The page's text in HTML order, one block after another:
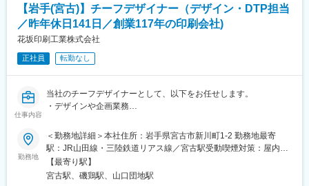
変更の範囲：会社の定める業務
・クライアント折衝や要件定義など上流工程にも携わります
多様な社内外チーム（コーダー、オフショア、プログラマー等）
と連携しながら、高品質な成果物を追求。SEOやパフォーマンス
改善にも配慮し、技術と戦略の両面で価値を提供します
■地方でもグローバルスキルを磨ける環境：
岩手大学と連携した研究開発拠点「クーシーラボ岩手」で、最先
端技術に触れながら、大手企業と直取引。さらにミャンマーやロ
ンドン拠点とも協業することで、地方で多文化・多様な開発現場
■余裕のワークスタイルでスキル集中：
完全週休2日制・年間休日120日超の環境。自動車通勤OK、駐車
場会社負担。安心環境で技術習得に集中できます。
【岩手(宮古)】チーフデザイナー（デザイン・DTP担当
／昨年休日141日／創業117年の印刷会社)
花坂印刷工業株式会社
正社員 転勤なし
仕事内容
当社のチーフデザイナーとして、以下をお任せします。
・デザインや企画業務
ウ共有、伝播
■職務詳細：同社は、印刷だけでなく広告代理店や企画会社の機能
も持ち、地域企業とお取引をしております。デザインをするだけ
でなく、企画・提案から形になったものを提供するまでをお任せ
します。デザイン業務だけではなく、他社員の新しい知識や技術
勤務地
＜勤務地詳細＞本社住所：岩手県宮古市新川町1-2 勤務地最寄
駅：JR山田線・三陸鉄道リアス線／宮古駅受動喫煙対策：屋内全
面禁煙変更の範囲：会社の定める事業所
【最寄り駅】
宮古駅、磯鶏駅、山口団地駅